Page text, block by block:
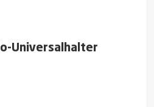
Universalhalter